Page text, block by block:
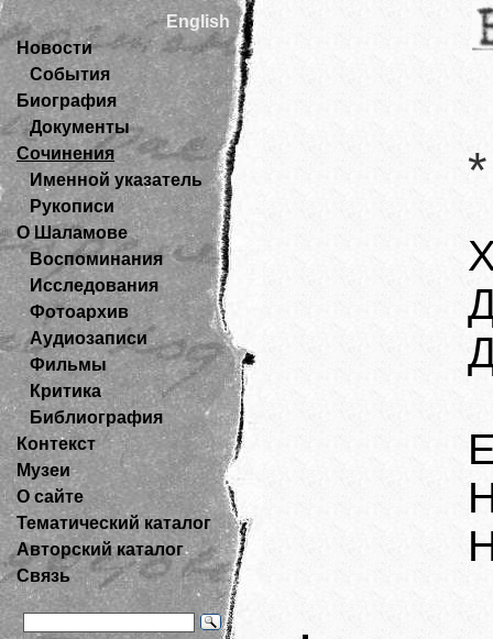
English
Новости
События
Биография
Документы
Сочинения
Именной указатель
Рукописи
О Шаламове
Воспоминания
Исследования
Фотоархив
Аудиозаписи
Фильмы
Критика
Библиография
Контекст
Музеи
О сайте
Тематический каталог
Авторский каталог
Связь